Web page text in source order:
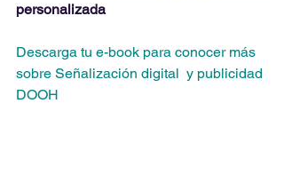
personalizada
Descarga tu e-book para conocer más
sobre Señalización digital  y publicidad
DOOH